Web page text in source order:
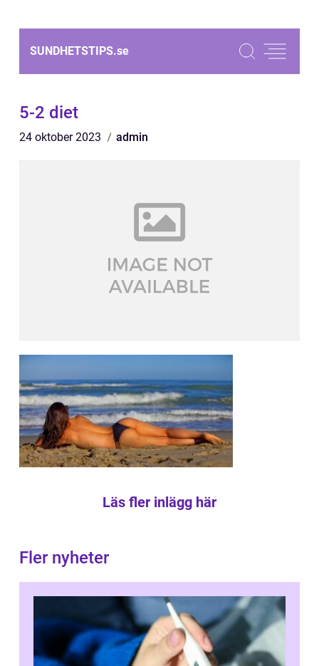
SUNDHETSTIPS.se
5-2 diet
24 oktober 2023 admin
Läs fler inlägg här
Fler nyheter